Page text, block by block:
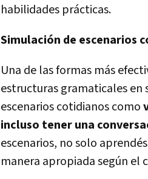
habilidades prácticas.
Simulación de escenarios
Una de las formas más
estructuras gramaticales en
escenarios cotidianos como
incluso tener una
escenarios, no solo
manera apropiada según el